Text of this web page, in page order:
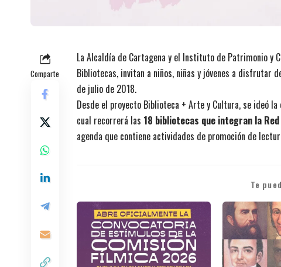
Comparte
La Alcaldía de Cartagena y el Instituto de Patrimonio y
Bibliotecas, invitan a niños, niñas y jóvenes a disfrutar
de julio de 2018.
Desde el proyecto Biblioteca + Arte y Cultura, se ideó
cual recorrerá las 18 bibliotecas que integran la
agenda que contiene actividades de promoción de
Te